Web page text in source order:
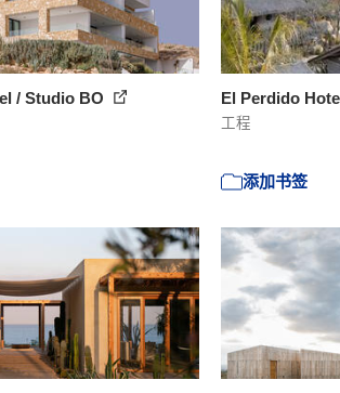
/ Studio BO El Perdido
工程
添加书签